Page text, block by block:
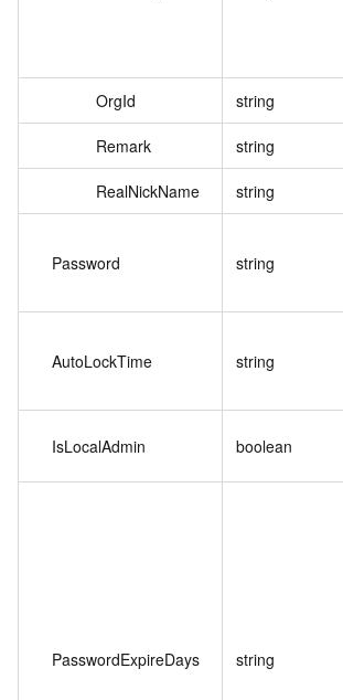
OrgId string
Remark string
RealNickName string
Password string
AutoLockTime string
IsLocalAdmin boolean
PasswordExpireDays string